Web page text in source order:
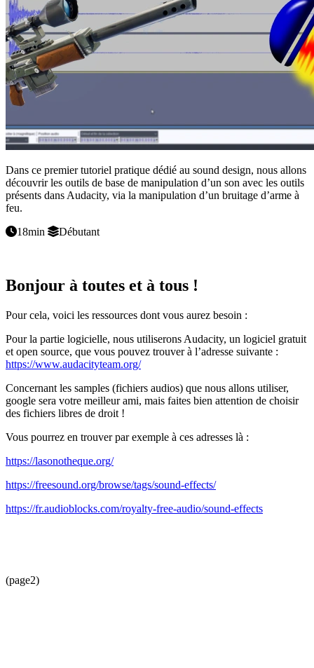
Dans ce premier tutoriel pratique dédié au sound design, nous allons
découvrir les outils de base de manipulation d’un son avec les outils
présents dans Audacity, via la manipulation d’un bruitage d’arme à
feu.
18min
Débutant
Bonjour à toutes et à tous !
Pour cela, voici les ressources dont vous aurez besoin :
Pour la partie logicielle, nous utiliserons Audacity, un logiciel gratuit
et open source, que vous pouvez trouver à l’adresse suivante :
https://www.audacityteam.org/
Concernant les samples (fichiers audios) que nous allons utiliser,
google sera votre meilleur ami, mais faites bien attention de choisir
des fichiers libres de droit !
Vous pourrez en trouver par exemple à ces adresses là :
https://lasonotheque.org/
https://freesound.org/browse/tags/sound-effects/
https://fr.audioblocks.com/royalty-free-audio/sound-effects
(page2)